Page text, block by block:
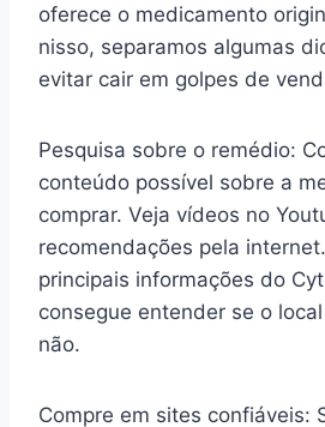
oferece o medicamento
nisso, separamos algumas
evitar cair em golpes de
Pesquisa sobre o remédio:
conteúdo possível sobre a
comprar. Veja vídeos no
recomendações pela
principais informações do
consegue entender se o
não.
Compre em sites confiáveis: